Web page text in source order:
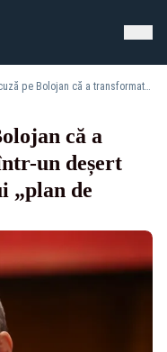
Grindeanu îl acuză pe Bolojan că a transformat România „într-un deșert economic", în urma unui „plan de sărăcire națională”
că a
un deșert
„plan de